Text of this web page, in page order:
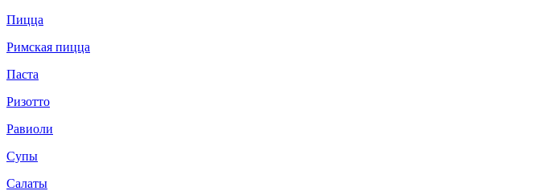
Пицца
Римская пицца
Паста
Ризотто
Равиоли
Супы
Салаты